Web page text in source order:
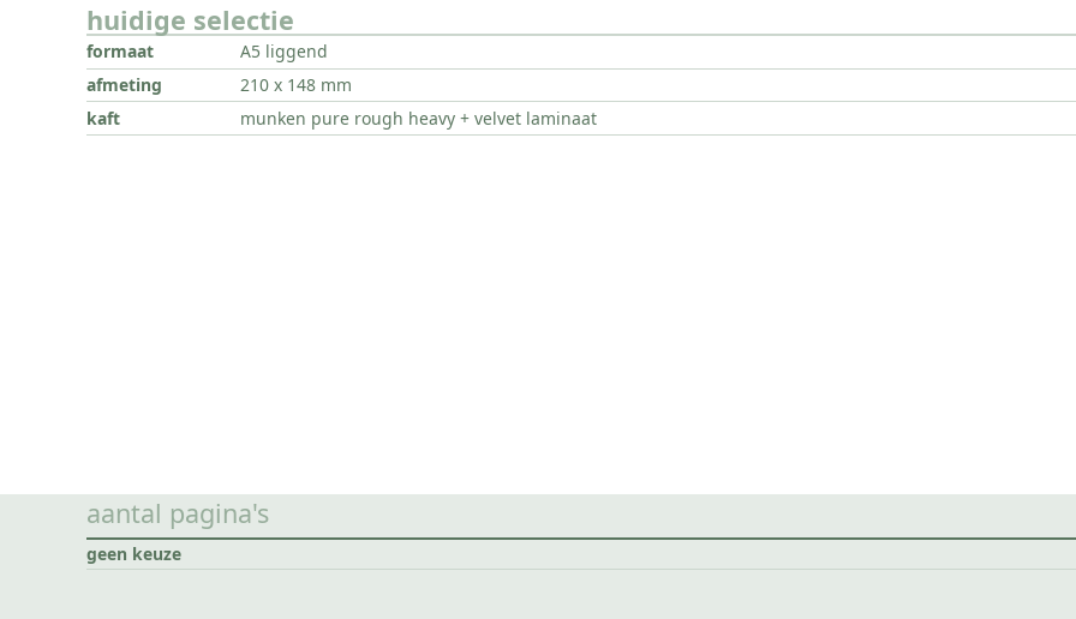
huidige selectie
formaat
A5 liggend
afmeting
210 x 148 mm
kaft
munken pure rough heavy + velvet laminaat
aantal pagina's
geen keuze